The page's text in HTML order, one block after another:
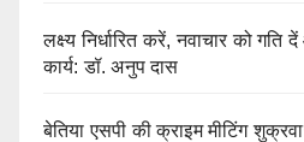
लक्ष्य निर्धारित करें, नवाचार को
कार्य: डॉ. अनुप दास
बेतिया एसपी की क्राइम मीटिंग